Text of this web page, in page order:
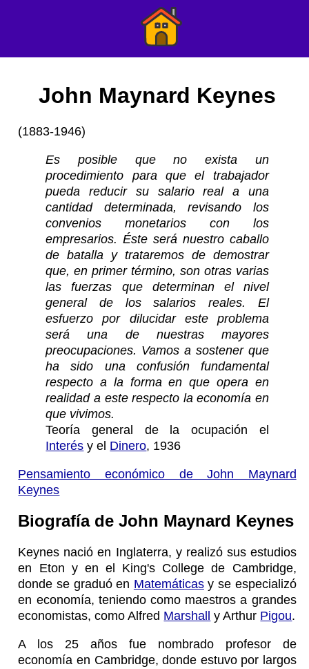
John Maynard Keynes
(1883-1946)
Es posible que no exista un
procedimiento para que el trabajador
pueda reducir su salario real a una
cantidad determinada, revisando los
convenios monetarios con los
empresarios. Éste será nuestro caballo
de batalla y trataremos de demostrar
que, en primer término, son otras varias
las fuerzas que determinan el nivel
general de los salarios reales. El
esfuerzo por dilucidar este problema
será una de nuestras mayores
preocupaciones. Vamos a sostener que
ha sido una confusión fundamental
respecto a la forma en que opera en
realidad a este respecto la economía en
que vivimos.
Teoría general de la ocupación el
Interés y el Dinero, 1936
Pensamiento económico de John Maynard
Keynes
Biografía de John Maynard Keynes
Keynes nació en Inglaterra, y realizó sus estudios
en Eton y en el King's College de Cambridge,
donde se graduó en Matemáticasy se especializó
en economía, teniendo como maestros a grandes
economistas, como Alfred Marshall y Arthur Pigou.
A los 25 años fue nombrado profesor de
economía en Cambridge, donde estuvo por largos